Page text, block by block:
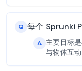
Q 每个 Sprunki
A 主要目标
与物体互动